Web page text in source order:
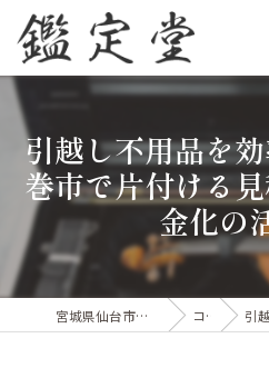
引越し不用品を
巻市で片付ける
金化の
宮城県仙台市の出張買取なら鑑定堂 コラム 引越し